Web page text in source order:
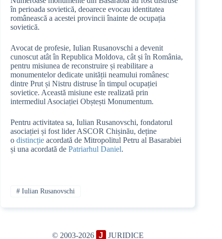
în perioada sovietică, deoarece evocau identitatea
românească a acestei provincii înainte de ocupația
sovietică.
Avocat de profesie, Iulian Rusanovschi a devenit
cunoscut atât în Republica Moldova, cât și în România,
pentru misiunea de reconstruire și reabilitare a
monumentelor dedicate unității neamului românesc
dintre Prut și Nistru distruse în timpul ocupației
sovietice. Această misiune este realizată prin
intermediul Asociației Obștești Monumentum.
Pentru activitatea sa, Iulian Rusanovschi, fondatorul
asociației și fost lider ASCOR Chișinău, deține
o distincție acordată de Mitropolitul Petru al Basarabiei
și una acordată de Patriarhul Daniel.
#Iulian Rusanovschi
© 2003-2026 J JURIDICE